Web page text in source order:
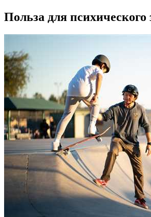
Польза для психического